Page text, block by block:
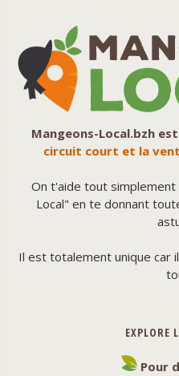
Mangeons-Local.bzh
circuit court et la
On t'aide tout
Local" en te donnant
Il est totalement unique car
EXPLORE
Pour